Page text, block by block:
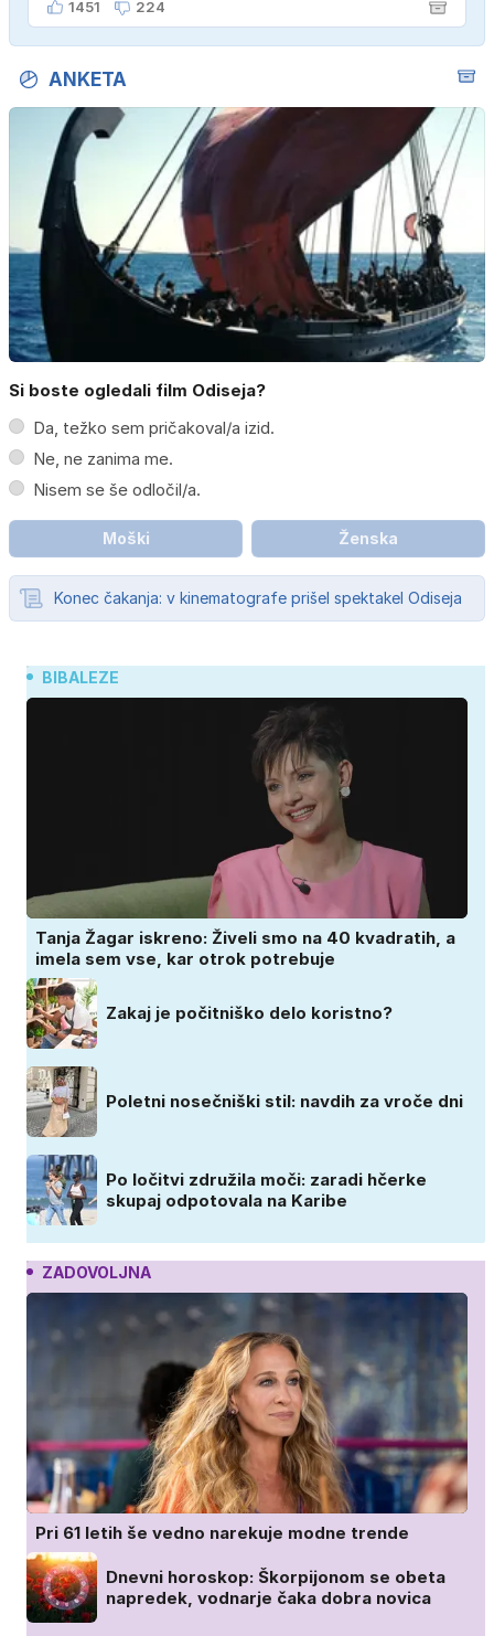
1451 224
ANKETA
Si boste ogledali film Odiseja?
Da, težko sem pričakoval/a izid.
Ne, ne zanima me.
Nisem se še odločil/a.
Moški Ženska
Konec čakanja: v kinematografe prišel spektakel Odiseja
BIBALEZE
Tanja Žagar iskreno: Živeli smo na 40 kvadratih, a
imela sem vse, kar otrok potrebuje
Zakaj je počitniško delo koristno?
Poletni nosečniški stil: navdih za vroče dni
Po ločitvi združila moči: zaradi hčerke
skupaj odpotovala na Karibe
ZADOVOLJNA
Pri 61 letih še vedno narekuje modne trende
Dnevni horoskop: Škorpijonom se obeta
napredek, vodnarje čaka dobra novica